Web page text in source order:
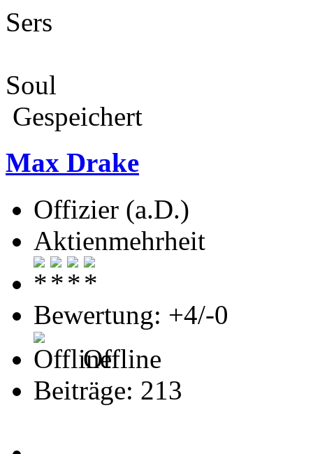
Sers
Soul
Gespeichert
Max Drake
Offizier (a.D.)
Aktienmehrheit
Bewertung: +4/-0
Offline
Beiträge: 213